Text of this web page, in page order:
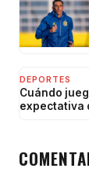
DEPORTES
Cuándo
expectativa